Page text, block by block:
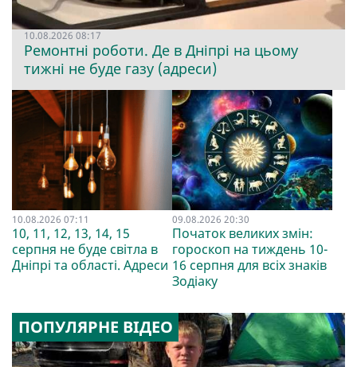
10.08.2026 08:17
Ремонтні роботи. Де в Дніпрі на цьому
тижні не буде газу (адреси)
10.08.2026 07:11
10, 11, 12, 13, 14, 15
серпня не буде світла в
Дніпрі та області. Адреси
09.08.2026 20:30
Початок великих змін:
гороскоп на тиждень 10-
16 серпня для всіх знаків
Зодіаку
ПОПУЛЯРНЕ ВІДЕО